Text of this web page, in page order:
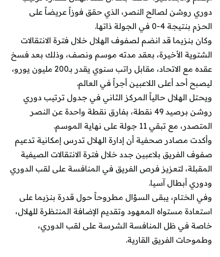
دوري روشن لصالح النصر، الذي حقق فوزاً عريضاً على
الحزم بنتيجة 4-0 في الجولة ذاتها.
وكان بنزيما قد انضم لصفوف الهلال خلال فترة الانتقالات
الشتوية الأخيرة، بعقد مدته موسم ونصف، وذلك بعد فسخ
عقده مع الاتحاد، مقابل راتب سنوي يقدر بـ200 مليون يورو،
ليصبح أحد أعلى اللاعبين أجراً في العالم.
ويحتل الهلال حالياً المركز الثاني في جدول ترتيب دوري
روشن برصيد 49 نقطة، بفارق نقطة واحدة عن النصر
المتصدر، مع تبقي 11 جولة على نهاية الموسم.
وأكدت مصادر صحفية أن إدارة الهلال تدرس إمكانية تدعيم
صفوف الفريق بلاعبين جدد خلال فترة الانتقالات الصيفية
المقبلة، لتعزيز فرص الفريق في المنافسة على لقب الدوري
ودوري أبطال آسيا.
وفي الختام، يبقى السؤال مطروحاً حول قدرة بنزيما على
استعادة مستواه المعهود وتقديم الإضافة المنتظرة للهلال،
خاصة في ظل المنافسة الشرسة على لقب الدوري،
وطموحات الفريق القارية.